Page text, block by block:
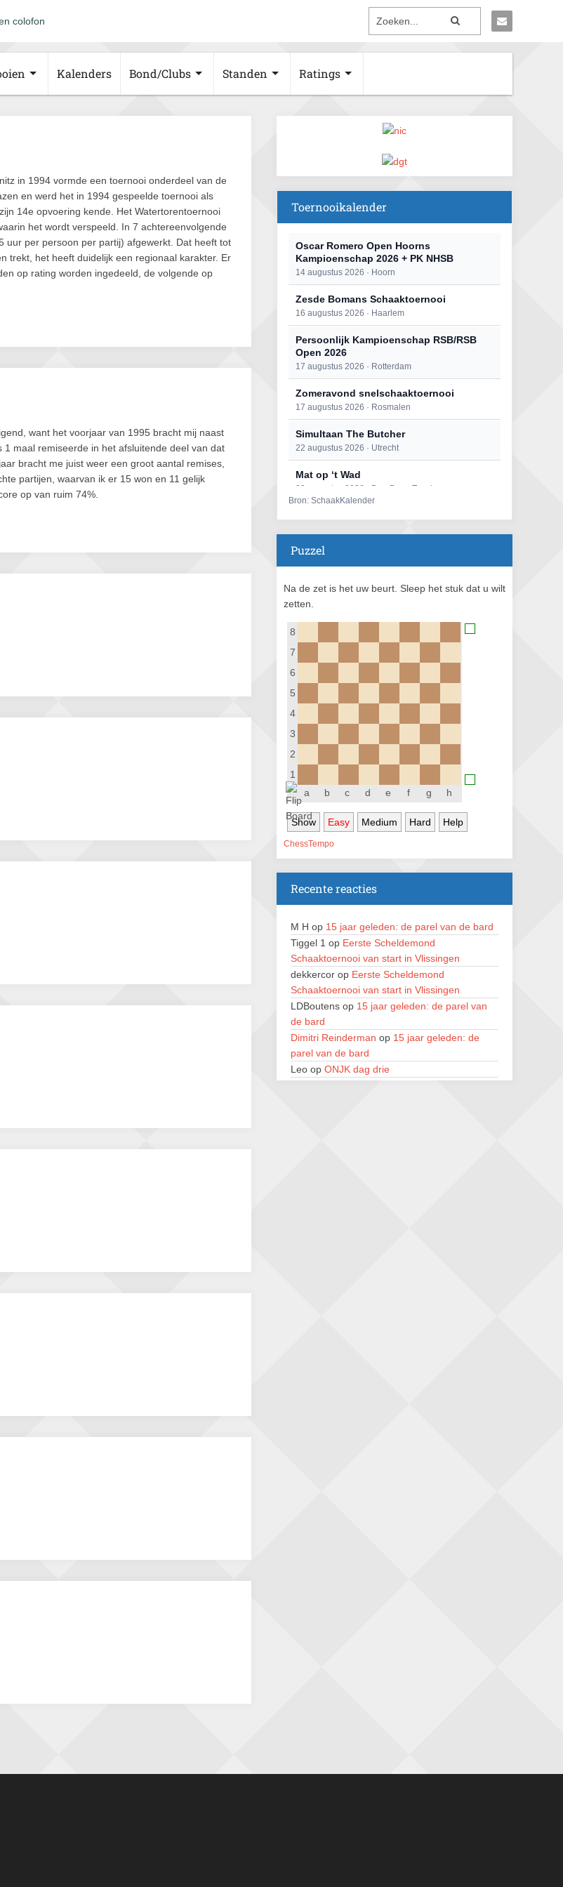
colofon
Kalenders Bond/Clubs Standen Ratings
in 1994 vormde een toernooi onderdeel van de
en werd het in 1994 gespeelde toernooi als
14e opvoering kende. Het Watertorentoernooi
het wordt verspeeld. In 7 achtereenvolgende
uur per persoon per partij) afgewerkt. Dat heeft tot
trekt, het heeft duidelijk een regionaal karakter. Er
op rating worden ingedeeld, de volgende op
want het voorjaar van 1995 bracht mij naast
maal remiseerde in het afsluitende deel van dat
bracht me juist weer een groot aantal remises,
partijen, waarvan ik er 15 won en 11 gelijk
op van ruim 74%.
Toernooikalender
Oscar Romero Open Hoorns
Kampioenschap 2026 + PK NHSB
14 augustus 2026 · Hoorn
Zesde Bomans Schaaktoernooi
16 augustus 2026 · Haarlem
Persoonlijk Kampioenschap RSB/RSB
Open 2026
17 augustus 2026 · Rotterdam
Zomeravond snelschaaktoernooi
17 augustus 2026 · Rosmalen
Simultaan The Butcher
22 augustus 2026 · Utrecht
Mat op ‘t Wad
22 augustus 2026 · Den Burg, Texel
2e Utrechts kroegloperstoernooi
23 augustus 2026 · Utrecht
Open Eemlandtoernooi 2026
25 augustus 2026 · Bunschoten-Spakenburg
28 augustus 2026 · Assen
28 augustus 2026 · Haarlem
28 augustus 2026 · Goirle
29 augustus 2026 · Amersfoort
Kroeg & Loper Leiden
30 augustus 2026 · Leiden
Groninger stappenkampioenschap
5 september 2026 · Groningen
Zwolle Zuid Schaakt! Terrassentoernooi
voor duo’s
5 september 2026 · Zwolle
22e Hans Sandbrink Memorial
Open Kampioenschap Gouda 2026
5 september 2026 · Gouda
Bron: SchaakKalender
Puzzel
Na de zet is het uw beurt. Sleep het stuk dat u wilt
zetten.
8
7
6
5
4
3
2
1
a
b c d e f g h
Show Easy Medium Hard Help
ChessTempo
Recente reacties
M H op 15 jaar geleden: de parel van de bard
Tiggel 1 op Eerste Scheldemond
Schaaktoernooi van start in Vlissingen
dekkercor op Eerste Scheldemond
Schaaktoernooi van start in Vlissingen
LDBoutens op 15 jaar geleden: de parel van
de bard
Dimitri Reinderman op 15 jaar geleden: de
parel van de bard
Leo op ONJK dag drie